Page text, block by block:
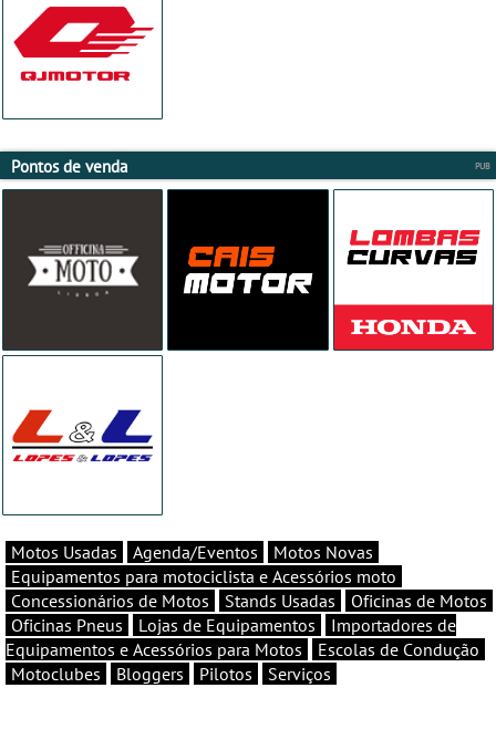
Pontos de venda
Motos Usadas Agenda/Eventos
Motos Novas
Equipamentos para motociclista e Acessórios moto
Concessionários de Motos
Stands Usadas
Oficinas de Motos
Oficinas Pneus
Lojas de Equipamentos
Importadores de
Equipamentos e Acessórios para Motos
Escolas de Condução
Motoclubes
Bloggers Pilotos Serviços